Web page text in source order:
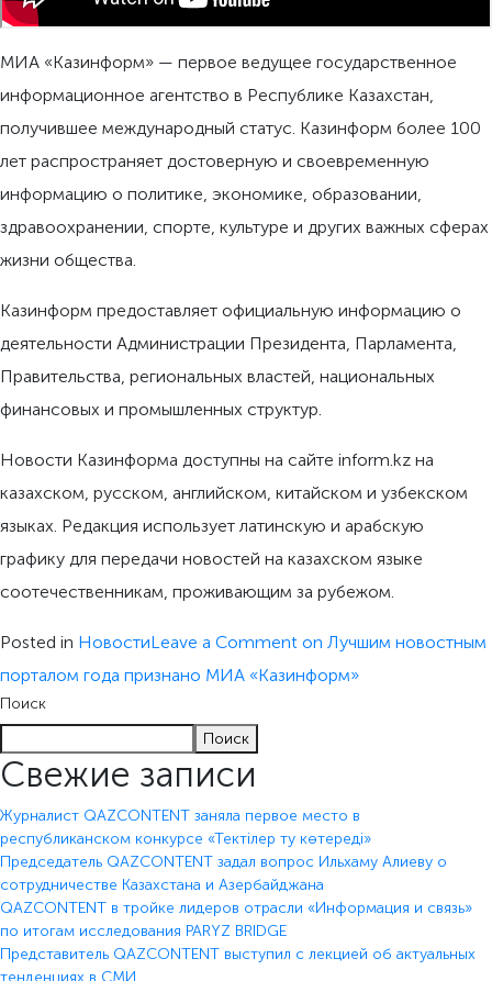
МИА «Казинформ» — первое ведущее государственное
информационное агентство в Республике Казахстан,
получившее международный статус. Казинформ более 100
лет распространяет достоверную и своевременную
информацию о политике, экономике, образовании,
здравоохранении, спорте, культуре и других важных сферах
жизни общества.
Казинформ предоставляет официальную информацию о
деятельности Администрации Президента, Парламента,
Правительства, региональных властей, национальных
финансовых и промышленных структур.
Новости Казинформа доступны на сайте inform.kz на
казахском, русском, английском, китайском и узбекском
языках. Редакция использует латинскую и арабскую
графику для передачи новостей на казахском языке
соотечественникам, проживающим за рубежом.
Posted in НовостиLeave a Comment on Лучшим новостным
порталом года признано МИА «Казинформ»
Поиск
Поиск
Свежие записи
Журналист QAZCONTENT заняла первое место в
республиканском конкурсе «Тектілер ту көтереді»
Председатель QAZCONTENT задал вопрос Ильхаму Алиеву о
сотрудничестве Казахстана и Азербайджана
QAZCONTENT в тройке лидеров отрасли «Информация и связь»
по итогам исследования PARYZ BRIDGE
Представитель QAZCONTENT выступил с лекцией об актуальных
тенденциях в СМИ